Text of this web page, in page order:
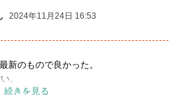
2024年11月24日 16:53
新のもので良かった。
。